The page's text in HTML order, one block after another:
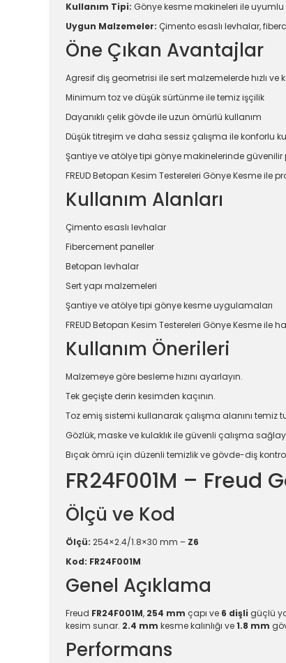
Kullanım Tipi: Gönye kesme makineleri ile uyumlu
Uygun Malzemeler: Çimento esaslı levhalar,
Öne Çıkan Avantajlar
Agresif diş geometrisi ile sert malzemelerde hızlı ve
Minimum toz ve düşük sürtünme ile temiz işçilik
Dayanıklı çelik gövde ile uzun ömürlü kullanım
Düşük titreşim ve daha sessiz çalışma ile konforlu
Şantiye ve atölye tipi gönye makinelerinde güvenilir
FREUD Betopan Kesim Testereleri Gönye Kesme ile
Kullanım Alanları
Çimento esaslı levhalar
Fibercement paneller
Betopan levhalar
Sert yapı malzemeleri
Şantiye ve atölye tipi gönye kesme uygulamaları
FREUD Betopan Kesim Testereleri Gönye Kesme ile
Kullanım Önerileri
Malzemeye göre besleme hızını ayarlayın.
Tek geçişte derin kesimden kaçının.
Toz emiş sistemi kullanarak çalışma alanını temiz
Gözlük, maske ve kulaklık ile güvenli çalışma
Bıçak ömrü için düzenli temizlik ve gövde-diş
FR24F001M – Freud
Ölçü ve Kod
Ölçü: 254×2.4/1.8×30 mm – Z6
Kod: FR24F001M
Genel Açıklama
Freud FR24F001M, 254 mm çapı ve 6 dişli güçlü
kesim sunar. 2.4 mm kesme kalınlığı ve1.8 mm
Performans